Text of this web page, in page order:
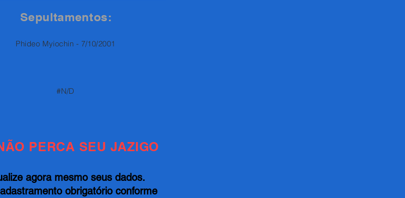
Sepultamentos:
Phideo Myiochin - 7/10/2001
#N/D
PERCA SEU JAZIGO
agora mesmo seus dados.
obrigatório conforme